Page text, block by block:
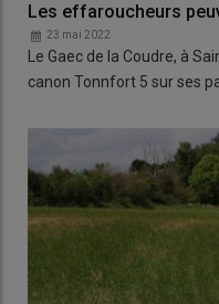
Les effaroucheurs
23 mai 2022
Le Gaec de la Coudre, à
canon Tonnfort 5 sur ses